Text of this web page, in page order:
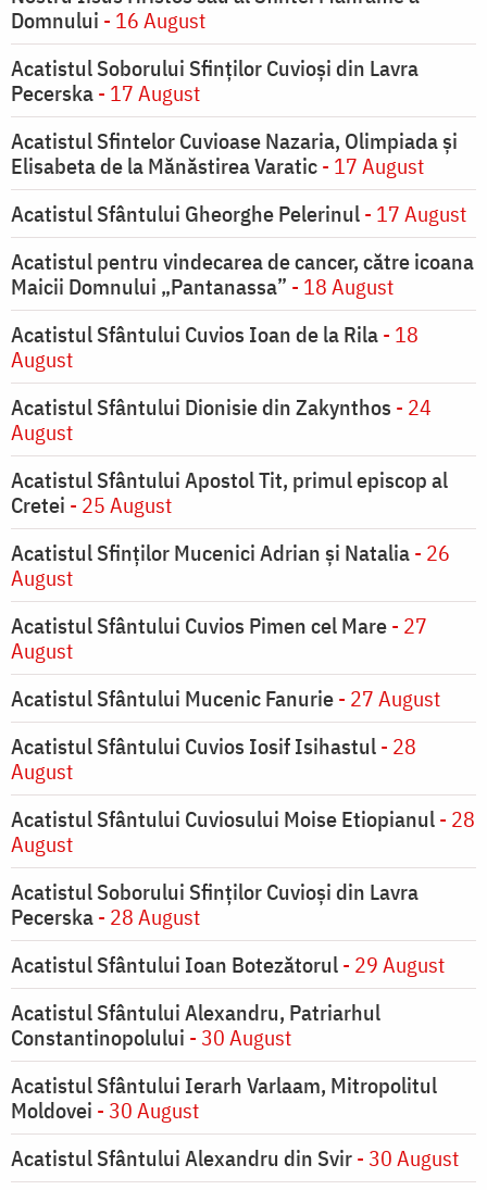
Domnului - 16 August
Acatistul Soborului Sfinților Cuvioși din Lavra
Pecerska- 17 August
Acatistul Sfintelor Cuvioase Nazaria, Olimpiada și
Elisabeta de la Mănăstirea Varatic- 17 August
Acatistul Sfântului Gheorghe Pelerinul- 17 August
Acatistul pentru vindecarea de cancer, către icoana
Maicii Domnului „Pantanassa” - 18 August
Acatistul Sfântului Cuvios Ioan de la Rila- 18
August
Acatistul Sfântului Dionisie din Zakynthos - 24
August
Acatistul Sfântului Apostol Tit, primul episcop al
Cretei - 25 August
Acatistul Sfinților Mucenici Adrian și Natalia- 26
August
Acatistul Sfântului Cuvios Pimen cel Mare- 27
August
Acatistul Sfântului Mucenic Fanurie- 27 August
Acatistul Sfântului Cuvios Iosif Isihastul- 28
August
Acatistul Sfântului Cuviosului Moise Etiopianul- 28
August
Acatistul Soborului Sfinților Cuvioși din Lavra
Pecerska- 28 August
Acatistul Sfântului Ioan Botezătorul- 29 August
Acatistul Sfântului Alexandru, Patriarhul
Constantinopolului - 30 August
Acatistul Sfântului Ierarh Varlaam, Mitropolitul
Moldovei - 30 August
Acatistul Sfântului Alexandru din Svir- 30 August